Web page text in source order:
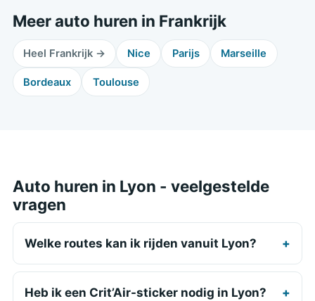
Meer auto huren in Frankrijk
Heel Frankrijk → Nice Parijs Marseille
Bordeaux Toulouse
Auto huren in Lyon - veelgestelde
vragen
Welke routes kan ik rijden vanuit Lyon?
Heb ik een Crit’Air-sticker nodig in Lyon?